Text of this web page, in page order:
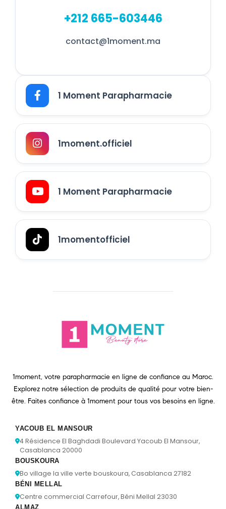
+212 665-603446
contact@1moment.ma
1 Moment Parapharmacie
1moment.officiel
1 Moment Parapharmacie
1momentofficiel
1moment, votre parapharmacie en ligne de confiance au Maroc.
Explorez notre sélection de produits de qualité pour votre bien-
être. Faites confiance à 1moment pour tous vos besoins en ligne.
YACOUB EL MANSOUR
4 Résidence El Baghdadi Boulevard Yacoub El Mansour,
Casablanca 20000
BOUSKOURA
Bo village la ville verte bouskoura, Casablanca 27182
BÉNI MELLAL
Centre commercial Carrefour, Béni Mellal 23030
ALMAZ